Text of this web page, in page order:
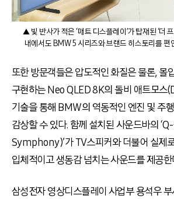
▲ 빛 반사가 적은 ‘매트 디스플레이’가 탑재된 ‘더
내에서도 BMW 5 시리즈와 브랜드 히스토리를 편
또한 방문객들은 압도적인 화질은 물론, 몰
구현하는 Neo QLED 8K의 돌비 애트모
기술을 통해 BMW의 역동적인 엔진 및 주
감상할 수 있다. 함께 설치된 사운드바의
Symphony)’가 TV스피커와 더불어 실제
입체적이고 생동감 넘치는 사운드를 제공한
삼성전자 영상디스플레이 사업부 용석우